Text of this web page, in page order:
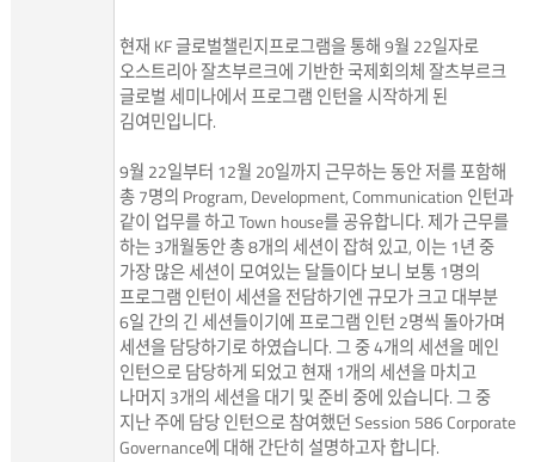
현재 KF 글로벌챌린지프로그램을 통해 9월 22일자로
오스트리아 잘츠부르크에 기반한 국제회의체 잘츠부르크
글로벌 세미나에서 프로그램 인턴을 시작하게 된
김여민입니다.
9월 22일부터 12월 20일까지 근무하는 동안 저를 포함해
총 7명의 Program, Development, Communication 인턴과
같이 업무를 하고 Town house를 공유합니다. 제가 근무를
하는 3개월동안 총 8개의 세션이 잡혀 있고, 이는 1년 중
가장 많은 세션이 모여있는 달들이다 보니 보통 1명의
프로그램 인턴이 세션을 전담하기엔 규모가 크고 대부분
6일 간의 긴 세션들이기에 프로그램 인턴 2명씩 돌아가며
세션을 담당하기로 하였습니다. 그 중 4개의 세션을 메인
인턴으로 담당하게 되었고 현재 1개의 세션을 마치고
나머지 3개의 세션을 대기 및 준비 중에 있습니다. 그 중
지난 주에 담당 인턴으로 참여했던 Session 586 Corporate
Governance에 대해 간단히 설명하고자 합니다.